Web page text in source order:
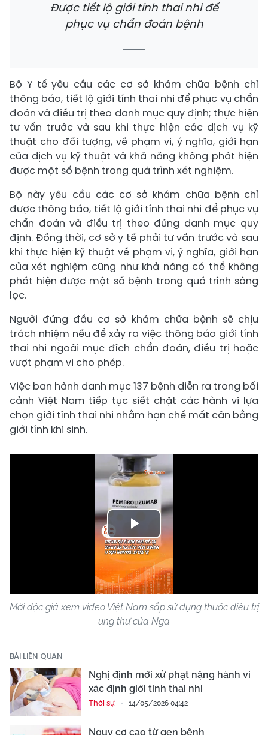
Được tiết lộ giới tính thai nhi để
phục vụ chẩn đoán bệnh
Bộ Y tế yêu cầu các cơ sở khám chữa bệnh chỉ
thông báo, tiết lộ giới tính thai nhi để phục vụ chẩn
đoán và điều trị theo danh mục quy định; thực hiện
tư vấn trước và sau khi thực hiện các dịch vụ kỹ
thuật cho đối tượng, về phạm vi, ý nghĩa, giới hạn
của dịch vụ kỹ thuật và khả năng không phát hiện
được một số bệnh trong quá trình xét nghiệm.
Bộ này yêu cầu các cơ sở khám chữa bệnh chỉ
được thông báo, tiết lộ giới tính thai nhi để phục vụ
chẩn đoán và điều trị theo đúng danh mục quy
định. Đồng thời, cơ sở y tế phải tư vấn trước và sau
khi thực hiện kỹ thuật về phạm vi, ý nghĩa, giới hạn
của xét nghiệm cũng như khả năng có thể không
phát hiện được một số bệnh trong quá trình sàng
lọc.
Người đứng đầu cơ sở khám chữa bệnh sẽ chịu
trách nhiệm nếu để xảy ra việc thông báo giới tính
thai nhi ngoài mục đích chẩn đoán, điều trị hoặc
vượt phạm vi cho phép.
Việc ban hành danh mục 137 bệnh diễn ra trong bối
cảnh Việt Nam tiếp tục siết chặt các hành vi lựa
chọn giới tính thai nhi nhằm hạn chế mất cân bằng
giới tính khi sinh.
Play
Video
Mời độc giả xem video Việt Nam sắp sử dụng thuốc điều trị
ung thư của Nga
BÀI LIÊN QUAN
Nghị định mới xử phạt nặng hành vi
xác định giới tính thai nhi
Thời sự 14/05/2026 04:42
Nguy cơ cao từ gen bệnh